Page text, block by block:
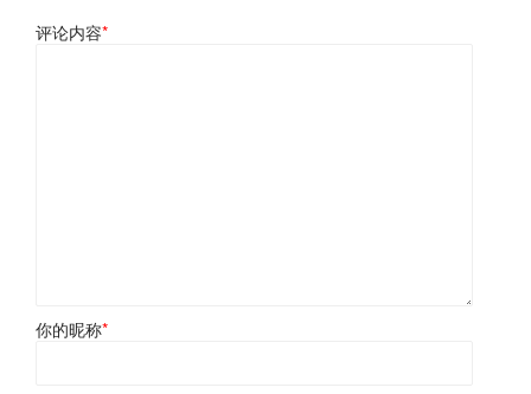
评论内容*
你的昵称*